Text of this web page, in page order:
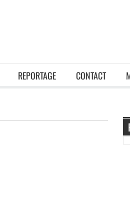
REPORTAGE CONTACT